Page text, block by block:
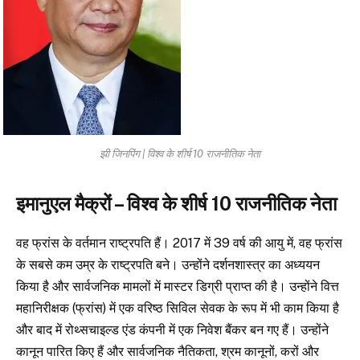
झी जिनपिंग | विश्व के शीर्ष 10 राजनीतिक नेता
इमानुएल मैक्रों – विश्व के शीर्ष 10 राजनीतिक नेता
वह फ्रांस के वर्तमान राष्ट्रपति हैं। 2017 में 39 वर्ष की आयु में, वह फ्रांस
के सबसे कम उम्र के राष्ट्रपति बने। उन्होंने दर्शनशास्त्र का अध्ययन
किया है और सार्वजनिक मामलों में मास्टर डिग्री प्राप्त की है। उन्होंने वित्त
महानिरीक्षक (फ्रांस) में एक वरिष्ठ सिविल सेवक के रूप में भी काम किया है
और बाद में रोथ्सचाइल्ड एंड कंपनी में एक निवेश बैंकर बन गए हैं। उन्होंने
कानून पारित किए हैं और सार्वजनिक नैतिकता, श्रम कानूनों, करों और